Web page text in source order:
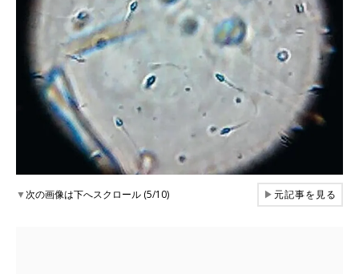
▼次の画像は下へスクロール (5/10) ▶元記事を見る